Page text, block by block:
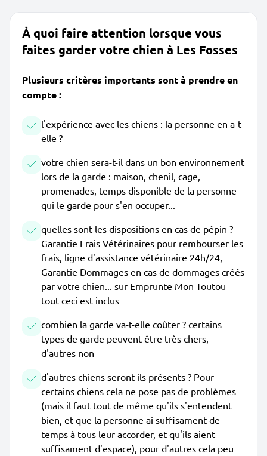
À quoi faire attention lorsque vous
faites garder votre chien à Les Fosses
Plusieurs critères importants sont à prendre en
compte :
l'expérience avec les chiens : la personne en a-t-
elle ?
votre chien sera-t-il dans un bon environnement
lors de la garde : maison, chenil, cage,
promenades, temps disponible de la personne
qui le garde pour s'en occuper...
quelles sont les dispositions en cas de pépin ?
Garantie Frais Vétérinaires pour rembourser les
frais, ligne d'assistance vétérinaire 24h/24,
Garantie Dommages en cas de dommages créés
par votre chien... sur Emprunte Mon Toutou
tout ceci est inclus
combien la garde va-t-elle coûter ? certains
types de garde peuvent être très chers,
d'autres non
d'autres chiens seront-ils présents ? Pour
certains chiens cela ne pose pas de problèmes
(mais il faut tout de même qu'ils s'entendent
bien, et que la personne ai suffisament de
temps à tous leur accorder, et qu'ils aient
suffisament d'espace), pour d'autres cela peu